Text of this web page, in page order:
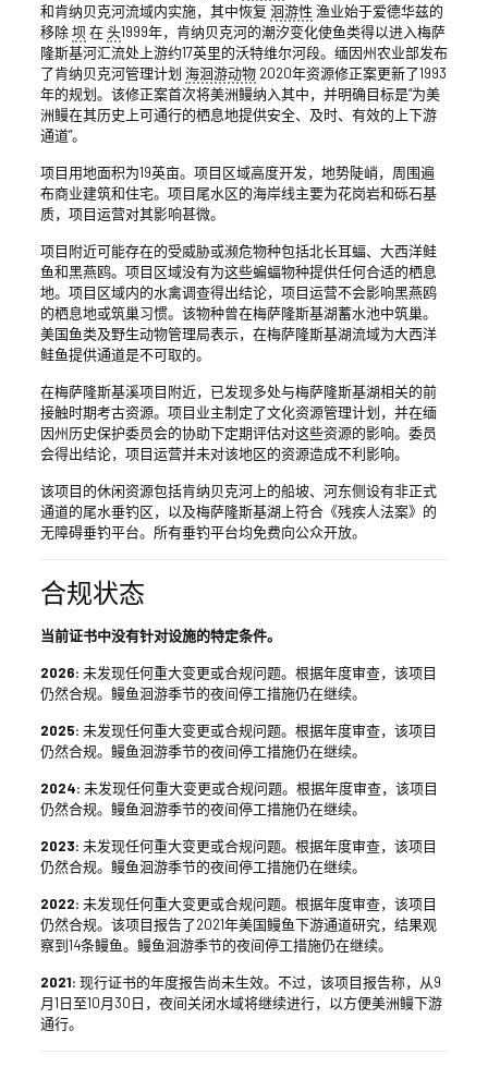
和肯纳贝克河流域内实施，其中恢复 洄游性 渔业始于爱德华兹的
移除坝 在头1999年，肯纳贝克河的潮汐变化使鱼类得以进入梅萨
隆斯基河汇流处上游约17英里的沃特维尔河段。缅因州农业部发布
了肯纳贝克河管理计划 海洄游动物2020年资源修正案更新了1993
年的规划。该修正案首次将美洲鳗纳入其中，并明确目标是“为美
洲鳗在其历史上可通行的栖息地提供安全、及时、有效的上下游
通道”。
项目用地面积为19英亩。项目区域高度开发，地势陡峭，周围遍
布商业建筑和住宅。项目尾水区的海岸线主要为花岗岩和砾石基
质，项目运营对其影响甚微。
项目附近可能存在的受威胁或濒危物种包括北长耳蝠、大西洋鲑
鱼和黑燕鸥。项目区域没有为这些蝙蝠物种提供任何合适的栖息
地。项目区域内的水禽调查得出结论，项目运营不会影响黑燕鸥
的栖息地或筑巢习惯。该物种曾在梅萨隆斯基湖蓄水池中筑巢。
美国鱼类及野生动物管理局表示，在梅萨隆斯基湖流域为大西洋
鲑鱼提供通道是不可取的。
在梅萨隆斯基溪项目附近，已发现多处与梅萨隆斯基湖相关的前
接触时期考古资源。项目业主制定了文化资源管理计划，并在缅
因州历史保护委员会的协助下定期评估对这些资源的影响。委员
会得出结论，项目运营并未对该地区的资源造成不利影响。
该项目的休闲资源包括肯纳贝克河上的船坡、河东侧设有非正式
通道的尾水垂钓区，以及梅萨隆斯基湖上符合《残疾人法案》的
无障碍垂钓平台。所有垂钓平台均免费向公众开放。
合规状态
当前证书中没有针对设施的特定条件。
2026: 未发现任何重大变更或合规问题。根据年度审查，该项目
仍然合规。鳗鱼洄游季节的夜间停工措施仍在继续。
2025: 未发现任何重大变更或合规问题。根据年度审查，该项目
仍然合规。鳗鱼洄游季节的夜间停工措施仍在继续。
2024: 未发现任何重大变更或合规问题。根据年度审查，该项目
仍然合规。鳗鱼洄游季节的夜间停工措施仍在继续。
2023: 未发现任何重大变更或合规问题。根据年度审查，该项目
仍然合规。鳗鱼洄游季节的夜间停工措施仍在继续。
2022: 未发现任何重大变更或合规问题。根据年度审查，该项目
仍然合规。该项目报告了2021年美国鳗鱼下游通道研究，结果观
察到14条鳗鱼。鳗鱼洄游季节的夜间停工措施仍在继续。
2021: 现行证书的年度报告尚未生效。不过，该项目报告称，从9
月1日至10月30日，夜间关闭水域将继续进行，以方便美洲鳗下游
通行。